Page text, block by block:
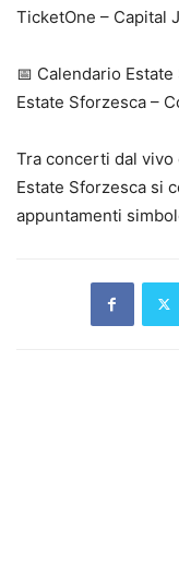
TicketOne – Capital
📅 Calendario
Estate Sforzesca –
Tra concerti dal
Estate Sforzesca si
appuntamenti